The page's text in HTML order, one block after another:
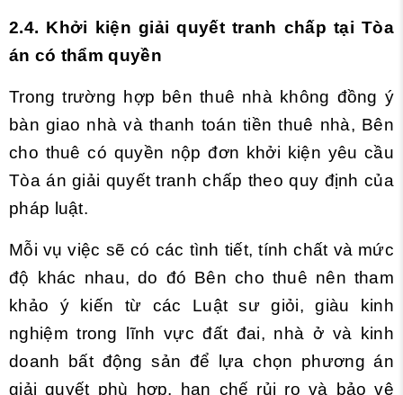
2.4. Khởi kiện giải quyết tranh chấp tại Tòa
án có thẩm quyền
Trong trường hợp bên thuê nhà không đồng ý
bàn giao nhà và thanh toán tiền thuê nhà, Bên
cho thuê có quyền nộp đơn khởi kiện yêu cầu
Tòa án giải quyết tranh chấp theo quy định của
pháp luật.
Mỗi vụ việc sẽ có các tình tiết, tính chất và mức
độ khác nhau, do đó Bên cho thuê nên tham
khảo ý kiến từ các Luật sư giỏi, giàu kinh
nghiệm trong lĩnh vực đất đai, nhà ở và kinh
doanh bất động sản để lựa chọn phương án
giải quyết phù hợp, hạn chế rủi ro và bảo vệ